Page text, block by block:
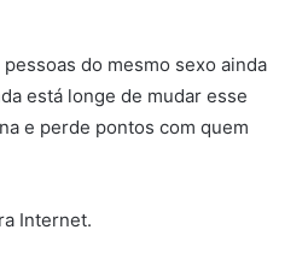
do mesmo sexo ainda
está longe de mudar esse
e perde pontos com quem
Internet.